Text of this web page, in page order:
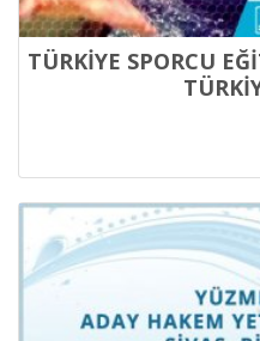
TÜRKİYE SPORCU